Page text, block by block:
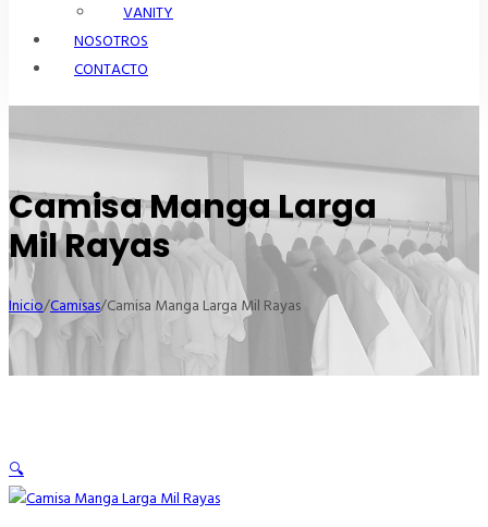
VANITY
NOSOTROS
CONTACTO
Camisa Manga Larga
Mil Rayas
Inicio/Camisas/Camisa Manga Larga Mil Rayas
🔍